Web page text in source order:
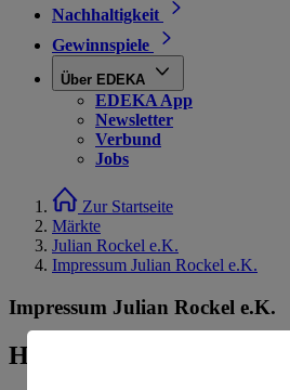
Nachhaltigkeit
Gewinnspiele
Über EDEKA
EDEKA App
Newsletter
Verbund
Jobs
Zur Startseite
Märkte
Julian Rockel e.K.
Impressum Julian Rockel e.K.
Impressum Julian Rockel e.K.
Herausgeber